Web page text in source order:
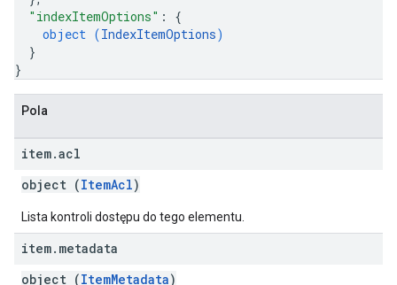
"indexItemOptions" : {
object (IndexItemOptions)
}
}
Pola
item.acl
object (ItemAcl)
Lista kontroli dostępu do tego elementu.
item. metadata
object (ItemMetadata)